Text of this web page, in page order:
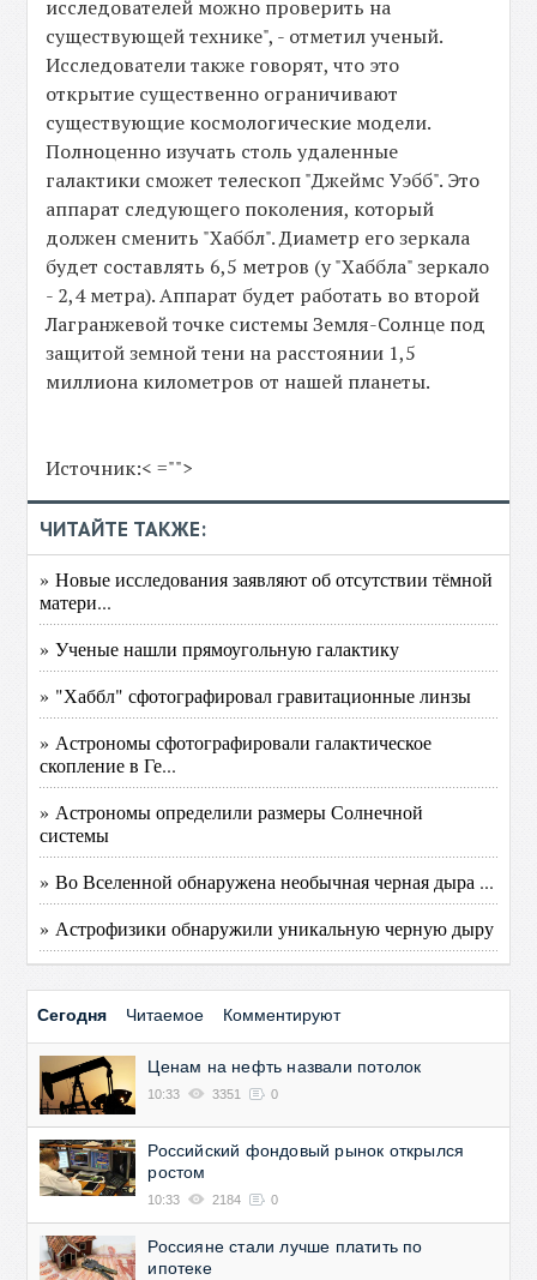
исследователей можно проверить на
существующей технике", - отметил ученый.
Исследователи также говорят, что это
открытие существенно ограничивают
существующие космологические модели.
Полноценно изучать столь удаленные
галактики сможет телескоп "Джеймс Уэбб". Это
аппарат следующего поколения, который
должен сменить "Хаббл". Диаметр его зеркала
будет составлять 6,5 метров (у "Хаббла" зеркало
- 2,4 метра). Аппарат будет работать во второй
Лагранжевой точке системы Земля-Солнце под
защитой земной тени на расстоянии 1,5
миллиона километров от нашей планеты.
Источник:< ="">
ЧИТАЙТЕ ТАКЖЕ:
» Новые исследования заявляют об отсутствии тёмной
матери...
» Ученые нашли прямоугольную галактику
» "Хаббл" сфотографировал гравитационные линзы
» Астрономы сфотографировали галактическое
скопление в Ге...
» Астрономы определили размеры Солнечной
системы
» Во Вселенной обнаружена необычная черная дыра ...
» Астрофизики обнаружили уникальную черную дыру
Сегодня Читаемое Комментируют
Ценам на нефть назвали потолок
10:33 3351 0
Российский фондовый рынок открылся
ростом
10:33 2184 0
Россияне стали лучше платить по
ипотеке